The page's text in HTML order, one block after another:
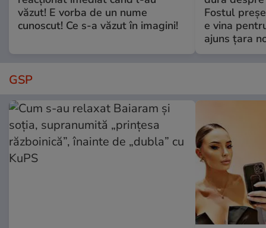
văzut! E vorba de un nume
cunoscut! Ce s-a văzut în imagini!
Fostul
e vina
ajuns țara
GSP